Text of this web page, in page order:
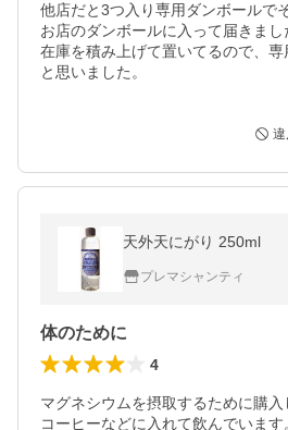
他店だと3つ入り専用ダンボールで
お店のダンボールに入って届きまし
在庫を積み上げて置いてるので、
と思いました。
天外天にがり 250ml
プレマシャンティ
体のために
4
マグネシウムを摂取するために購入
コーヒーなどに入れて飲んでいます